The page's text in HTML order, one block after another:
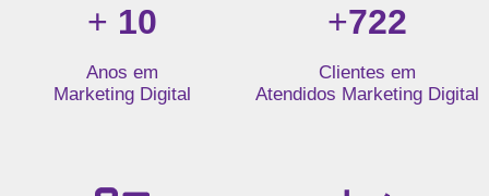
+ 10
Anos em
Marketing Digital
+722
Clientes em
Atendidos Marketing Digital